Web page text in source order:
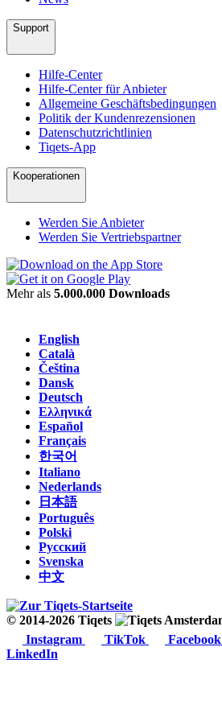
Support
Hilfe-Center
Hilfe-Center für Anbieter
Allgemeine Geschäftsbedingungen
Politik der Kundenrezensionen
Datenschutzrichtlinien
Tiqets-App
Kooperationen
Werden Sie Anbieter
Werden Sie Vertriebspartner
Mehr als 5.000.000 Downloads
English
Català
Čeština
Dansk
Deutsch
Ελληνικά
Español
Français
한국어
Italiano
Nederlands
日本語
Português
Polski
Русский
Svenska
中文
© 2014-2026 Tiqets
Instagram
TikTok Facebook
LinkedIn